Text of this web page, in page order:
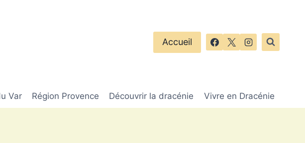
Accueil
Var Région Provence Découvrir la dracénie Vivre en Dracénie